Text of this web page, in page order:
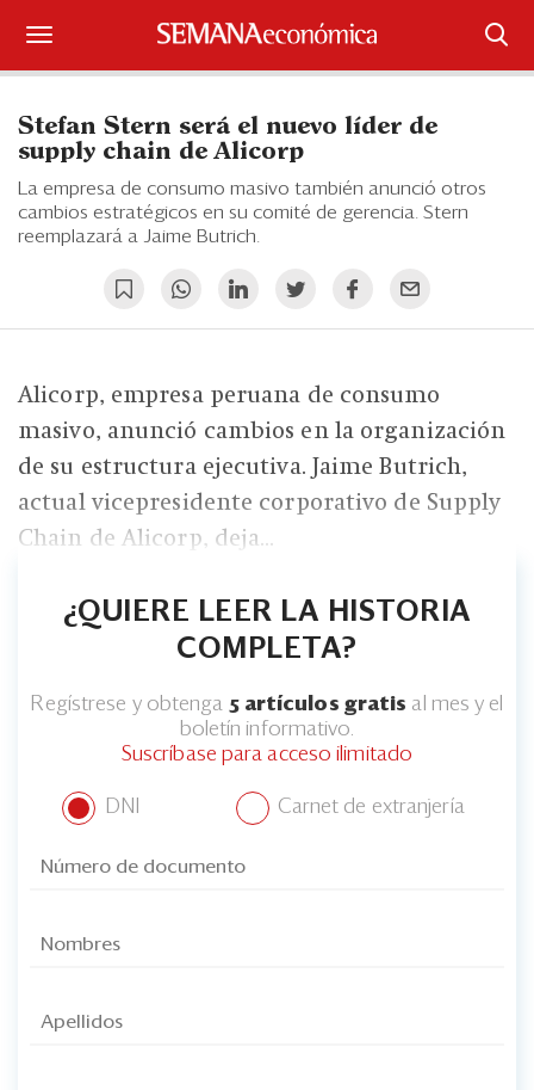
Iniciar sesión
Portada
Economía y Finanzas
Legal y Política
Eventos
Edición Impresa
Stefan Stern será el nuevo líder de
supply chain de Alicorp
La empresa de consumo masivo también anunció otros
cambios estratégicos en su comité de gerencia. Stern
reemplazará a Jaime Butrich.
Alicorp, empresa peruana de consumo
masivo, anunció cambios en la organización
de su estructura ejecutiva. Jaime Butrich,
actual vicepresidente corporativo de Supply
Chain de Alicorp, deja...
¿QUIERE LEER LA HISTORIA
COMPLETA?
Regístrese y obtenga 5 artículos gratis al mes y el
boletín informativo.
Suscríbase para acceso ilimitado
DNI Carnet de extranjería